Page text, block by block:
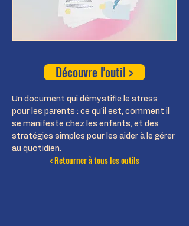
Découvre l'outil >
Un document qui démystifie le stress
pour les parents : ce qu'il est, comment il
se manifeste chez les enfants, et des
stratégies simples pour les aider à le gérer
au quotidien.
< Retourner à tous les outils